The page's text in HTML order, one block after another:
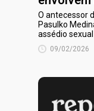
O antecessor
Pasulko
assédio sexual
09/02/2026